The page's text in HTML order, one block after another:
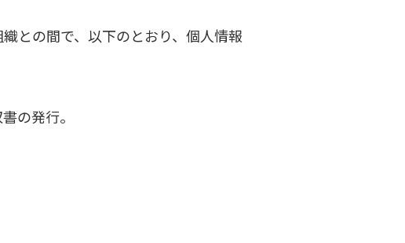
との間で、以下のとおり、個人情報
の発行。